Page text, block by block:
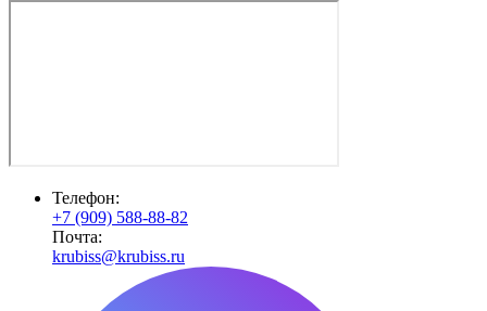
Телефон:
+7 (909) 588-88-82
Почта:
krubiss@krubiss.ru